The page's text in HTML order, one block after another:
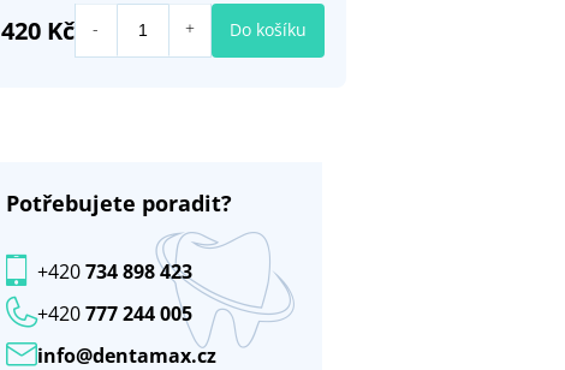
Potřebujete poradit?
info@dentamax.cz
+420777 244 005
+420734 898 423
420 Kč Do košíku